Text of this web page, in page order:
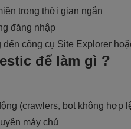
trong thời gian ngắn
đăng nhập
công cụ Site Explorer
để làm gì ?
(crawlers, bot không hợp
máy chủ